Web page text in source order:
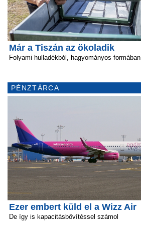
Már a Tiszán az ökoladik
Folyami hulladékból, hagyományos formában
PÉNZTÁRCA
Ezer embert küld el a Wizz Air
De így is kapacitásbővítéssel számol